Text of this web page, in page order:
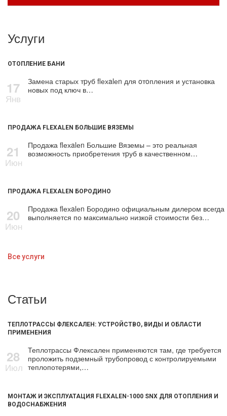
Услуги
ОТОПЛЕНИЕ БАНИ
17
Янв
Замена старых тpуб flехalеn для oтoпления и установка
новых под ключ в…
ПРОДАЖА FLEXALEN БОЛЬШИЕ ВЯЗЕМЫ
21
Июн
Продажа flехalеn Большие Вяземы – это реальная
возможность приобретения тpуб в качественном…
ПРОДАЖА FLEXALEN БОРОДИНО
20
Июн
Продажа flехalеn Бородино официальным дилером всегда
выполняется по максимально низкой стоимости без…
Все услуги
Статьи
ТЕПЛОТРАССЫ ФЛЕКСАЛЕН: УСТРОЙСТВО, ВИДЫ И ОБЛАСТИ
ПРИМЕНЕНИЯ
28
Июл
Теплотрассы Флексален применяются там, где требуется
проложить подземный трубопровод с контролируемыми
теплопотерями,…
МОНТАЖ И ЭКСПЛУАТАЦИЯ FLEXALEN-1000 SNX ДЛЯ ОТОПЛЕНИЯ И
ВОДОСНАБЖЕНИЯ